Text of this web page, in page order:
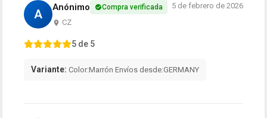
A Anónimo Compra verificada
CZ
5 de febrero de 2026
5 de 5
Variante: Color:Marrón Envíos desde:GERMANY